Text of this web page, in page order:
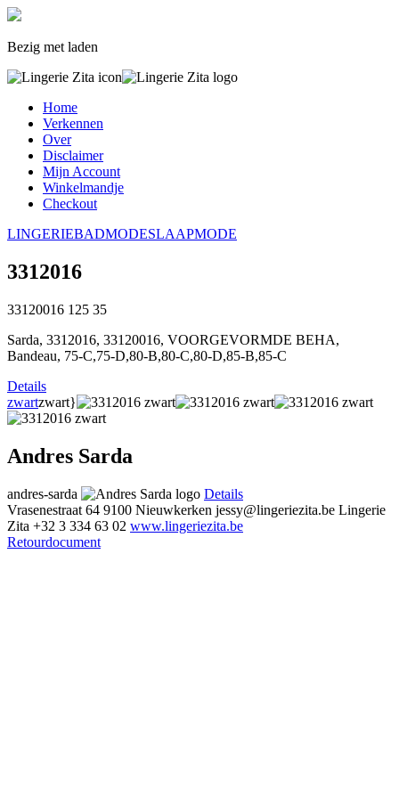
Bezig met laden
Home
Verkennen
Over
Disclaimer
Mijn Account
Winkelmandje
Checkout
LINGERIEBADMODESLAAPMODE
3312016
33120016 125 35
Sarda, 3312016, 33120016, VOORGEVORMDE BEHA,
Bandeau, 75-C,75-D,80-B,80-C,80-D,85-B,85-C
Details
zwartzwart}
Andres Sarda
andres-sarda
Details
Vrasenestraat 64 9100 Nieuwkerken jessy@lingeriezita.be Lingerie
Zita +32 3 334 63 02 www.lingeriezita.be
Retourdocument